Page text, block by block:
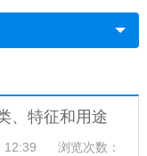
、特征和用途
12:39 浏览次数：